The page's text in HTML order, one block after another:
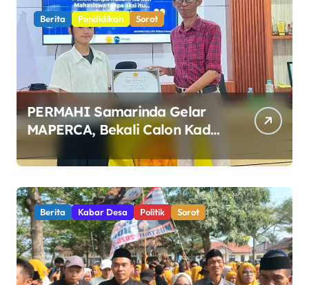
Berita Pendidikan Sorot
PERMAHI Samarinda Gelar
MAPERCA, Bekali Calon Kader
Berita Kabar Desa Politik Sorot